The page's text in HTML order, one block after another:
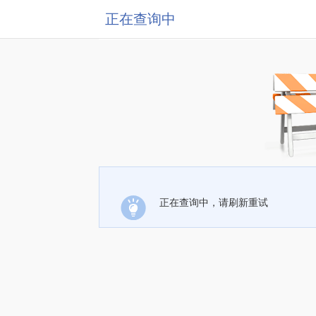
正在查询中
正在查询中，请刷新重试